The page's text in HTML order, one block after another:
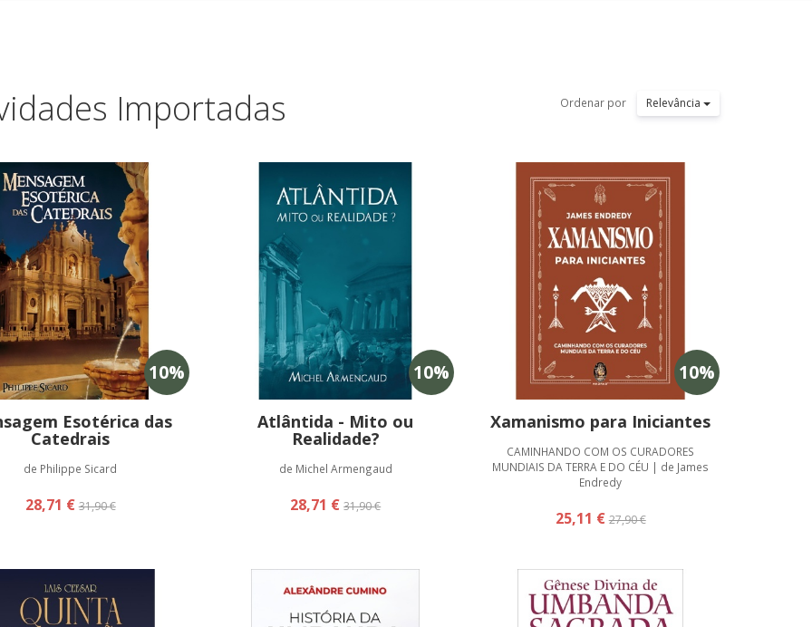
Importadas Ordenar por Relevância
10%
Esotérica das
Catedrais
de Philippe Sicard
28,71 €31,90 €
10%
Atlântida - Mito ou
Realidade?
de Michel Armengaud
28,71 €31,90 €
10%
Xamanismo para Iniciantes
CAMINHANDO COM OS CURADORES
MUNDIAIS DA TERRA E DO CÉU | de James
Endredy
25,11 €27,90 €